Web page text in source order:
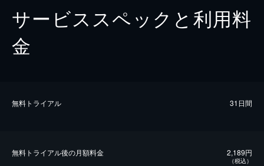
サービススペックと利用料
金
無料トライアル 31日間
無料トライアル後の⽉額料金 2,189円
（税込）